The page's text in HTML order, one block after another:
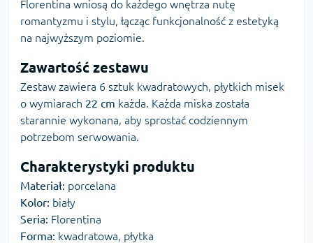
Florentina wniosą do każdego wnętrza nutę
romantyzmu i stylu, łącząc funkcjonalność z estetyką
na najwyższym poziomie.
Zawartość zestawu
Zestaw zawiera 6 sztuk kwadratowych, płytkich misek
o wymiarach 22 cm każda. Każda miska została
starannie wykonana, aby sprostać codziennym
potrzebom serwowania.
Charakterystyki produktu
Materiał: porcelana
Kolor: biały
Seria: Florentina
Forma: kwadratowa, płytka